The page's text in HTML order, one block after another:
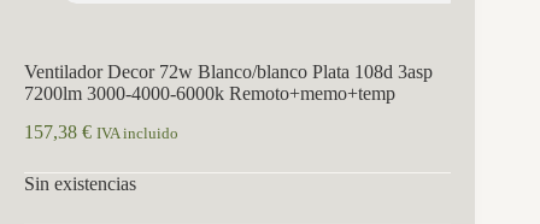
Ventilador Decor 72w Blanco/blanco Plata 108d 3asp
7200lm 3000-4000-6000k Remoto+memo+temp
157,38 € IVA incluido
Sin existencias